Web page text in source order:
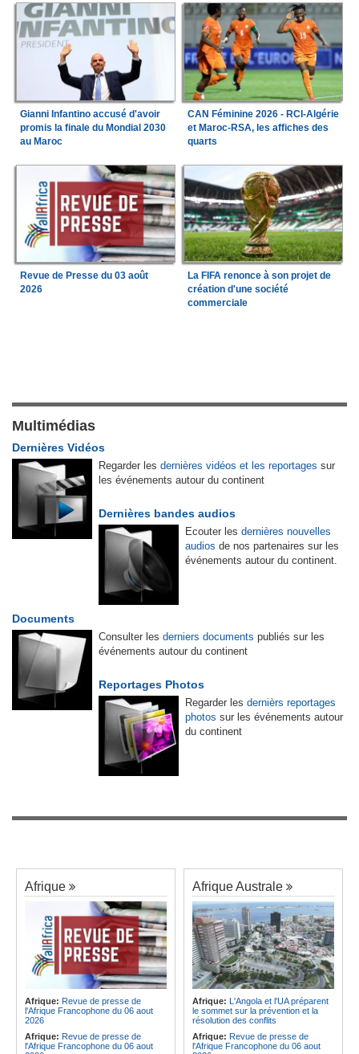
Gianni Infantino accusé d'avoir
promis la finale du Mondial 2030
au Maroc
CAN Féminine 2026 - RCI-Algérie
et Maroc-RSA, les affiches des
quarts
Revue de Presse du 03 août
2026
La FIFA renonce à son projet de
création d'une société
commerciale
Multimédias
Dernières Vidéos
Regarder les dernières vidéos et les reportages sur
les événements autour du continent
Dernières bandes audios
Ecouter les dernières nouvelles
audios de nos partenaires sur les
événements autour du continent.
Documents
Consulter les derniers documents publiés sur les
événements autour du continent
Reportages Photos
Regarder les dernièrs reportages
photos sur les événements autour
du continent
Afrique
Afrique: Revue de presse de
l'Afrique Francophone du 06 aout
2026
Afrique: Revue de presse de
l'Afrique Francophone du 06 aout
Afrique Australe
Afrique: L'Angola et l'UA préparent
le sommet sur la prévention et la
résolution des conflits
Afrique: Revue de presse de
l'Afrique Francophone du 06 aout